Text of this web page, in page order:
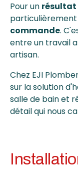
Pour un résultat
commande.
entre un travail
artisan.
Chez EJI
sur la solution
salle de bain et
détail qui nous